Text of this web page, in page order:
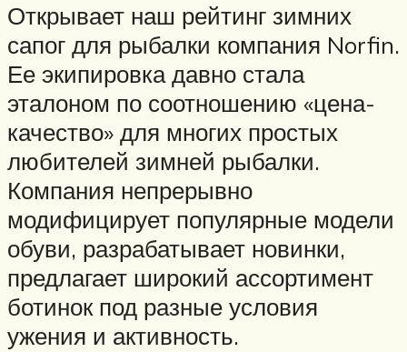
Открывает наш рейтинг зимних
сапог для рыбалки компания Norfin.
Ее экипировка давно стала
эталоном по соотношению «цена-
качество» для многих простых
любителей зимней рыбалки.
Компания непрерывно
модифицирует популярные модели
обуви, разрабатывает новинки,
предлагает широкий ассортимент
ботинок под разные условия
ужения и активность.